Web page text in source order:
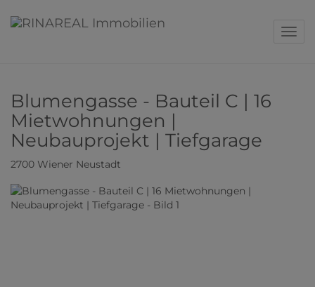
Blumengasse - Bauteil C | 16
Mietwohnungen |
Neubauprojekt | Tiefgarage
2700 Wiener Neustadt